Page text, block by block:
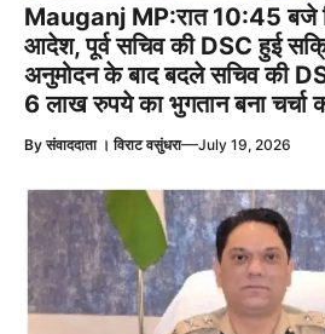
Mauganj MP:रात 10:45 बजे
आदेश, पूर्व सचिव की DSC हुई
अनुमोदन के बाद बदले सचिव की
6 लाख रुपये का भुगतान बना चर्चा
Byसंवाददाता । विराट वसुंधरा—July 19, 2026